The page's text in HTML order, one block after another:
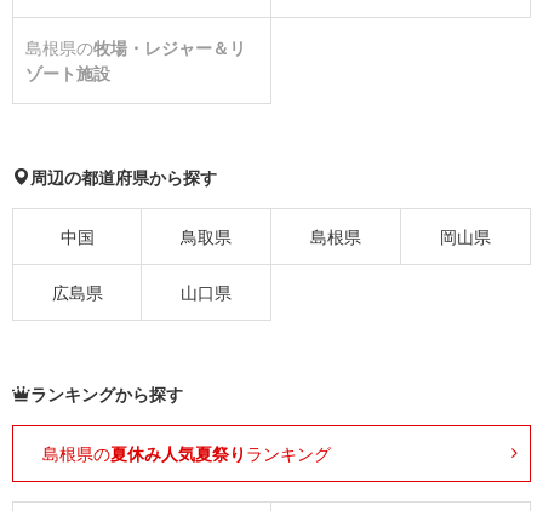
島根県の牧場・レジャー＆リ
ゾート施設
周辺の都道府県から探す
中国 鳥取県 島根県 岡山県
広島県 山口県
ランキングから探す
島根県の夏休み人気夏祭り ランキング